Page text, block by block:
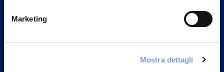
Marketing
Mostra dettagli
20149 Milano